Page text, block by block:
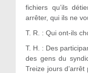
fichiers qu’ils
arrêter, qui ils ne
T. R. : Qui ont-ils
T. H. : Des
des gens du
Treize jours